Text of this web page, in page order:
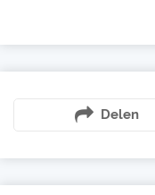
Delen